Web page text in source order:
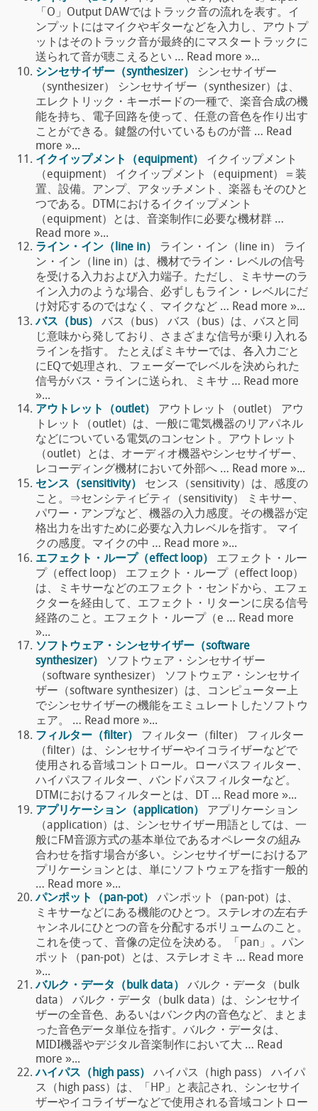
「O」Output DAWではトラック音の流れを表す。イ
ンプットにはマイクやギターなどを入力し、アウトプ
ットはそのトラック音が最終的にマスタートラックに
送られて音が聴こえるとい … Read more »...
シンセサイザー（synthesizer）
シンセサイザー
（synthesizer） シンセサイザー（synthesizer）は、
エレクトリック・キーボードの一種で、楽音合成の機
能を持ち、電子回路を使って、任意の音色を作り出す
ことができる。鍵盤の付いているものが普 … Read
more »...
イクイップメント（equipment）
イクイップメント
（equipment） イクイップメント（equipment）＝装
置、設備。アンプ、アタッチメント、楽器もそのひと
つである。DTMにおけるイクイップメント
（equipment）とは、音楽制作に必要な機材群 …
Read more »...
ライン・イン（line in）
ライン・イン（line in） ライ
ン・イン（line in）は、機材でライン・レベルの信号
を受ける入力および入力端子。ただし、ミキサーのラ
イン入力のような場合、必ずしもライン・レベルにだ
け対応するのではなく、マイクなど … Read more »...
バス（bus）
バス（bus） バス（bus）は、バスと同
じ意味から発しており、さまざまな信号が乗り入れる
ラインを指す。 たとえばミキサーでは、各入力ごと
にEQで処理され、フェーダーでレベルを決められた
信号がバス・ラインに送られ、ミキサ … Read more
»...
アウトレット（outlet）
アウトレット（outlet） アウ
トレット（outlet）は、一般に電気機器のリアパネル
などについている電気のコンセント。アウトレット
（outlet）とは、オーディオ機器やシンセサイザー、
レコーディング機材において外部へ … Read more »...
センス（sensitivity）
センス（sensitivity）は、感度の
こと。⇒センシティビティ（sensitivity） ミキサー、
パワー・アンプなど、機器の入力感度。その機器が定
格出力を出すために必要な入力レベルを指す。 マイ
クの感度。マイクの中 … Read more »...
エフェクト・ループ（effect loop）
エフェクト・ルー
プ（effect loop） エフェクト・ループ（effect loop）
は、ミキサーなどのエフェクト・センドから、エフェ
クターを経由して、エフェクト・リターンに戻る信号
経路のこと。エフェクト・ループ（e … Read more
»...
ソフトウェア・シンセサイザー（software
synthesizer）
ソフトウェア・シンセサイザー
（software synthesizer） ソフトウェア・シンセサイ
ザー（software synthesizer）は、コンピューター上
でシンセサイザーの機能をエミュレートしたソフトウ
ェア。 … Read more »...
フィルター（filter）
フィルター（filter） フィルター
（filter）は、シンセサイザーやイコライザーなどで
使用される音域コントロール。ローパスフィルター、
ハイパスフィルター、バンドパスフィルターなど。
DTMにおけるフィルターとは、DT … Read more »...
アプリケーション（application）
アプリケーション
（application）は、シンセサイザー用語としては、一
般にFM音源方式の基本単位であるオペレータの組み
合わせを指す場合が多い。シンセサイザーにおけるア
プリケーションとは、単にソフトウェアを指す一般的
… Read more »...
パンポット（pan-pot）
パンポット（pan-pot）は、
ミキサーなどにある機能のひとつ。ステレオの左右チ
ャンネルにひとつの音を分配するボリュームのこと。
これを使って、音像の定位を決める。「pan」。パン
ポット（pan-pot）とは、ステレオミキ … Read more
»...
バルク・データ（bulk data）
バルク・データ（bulk
data） バルク・データ（bulk data）は、シンセサイ
ザーの全音色、あるいはバンク内の音色など、まとま
った音色データ単位を指す。バルク・データは、
MIDI機器やデジタル音楽制作において大 … Read
more »...
ハイパス（high pass）
ハイパス（high pass） ハイパ
ス（high pass）は、「HP」と表記され、シンセサイ
ザーやイコライザーなどで使用される音域コントロー